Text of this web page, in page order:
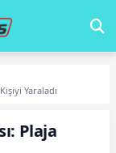
Yaraladı
Plaja